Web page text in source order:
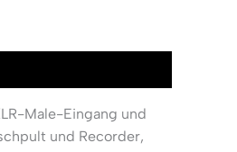
Male-Eingang und
und Recorder,